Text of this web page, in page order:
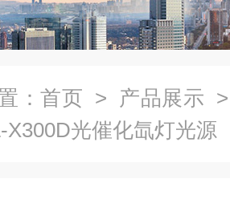
： 首页 > 产品展示
X300D光催化氙灯光源